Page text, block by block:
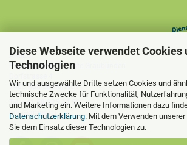
Diese Webseite verwendet Cookies
Technologien
Wir und ausgewählte Dritte setzen Cookies und
technische Zwecke für Funktionalität,
und Marketing ein. Weitere Informationen dazu
Datenschutzerklärung. Mit dem Verwenden
Sie dem Einsatz dieser Technologien zu.
ARBES
Psychiatrische Dienste Graubünden
7405 Rothenbrunnen
Tel. +41 58 225 44 51
info@arbes.ch